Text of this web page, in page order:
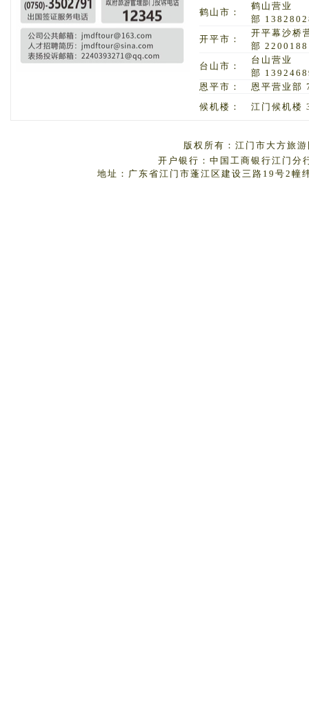
鹤山市：
鹤山营业
部
开平市：
开平幕沙桥
部 2200188
台山市：
台山营业
部
恩平市：
恩平营业部
候机楼：
江门候机楼
版权所有：江门市大方旅
开户银行：中国工商银行江门
地址：广东省江门市蓬江区建设三路19号2